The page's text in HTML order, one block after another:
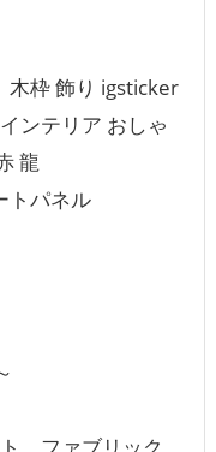
木枠 飾り igsticker
ンテリア おしゃ
龍
トパネル